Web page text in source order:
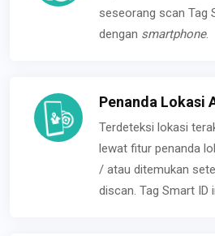
seseorang scan Tag
dengan smartphone.
Penanda Lokasi
Terdeteksi lokasi
lewat fitur penanda
/ atau ditemukan
discan. Tag Smart ID